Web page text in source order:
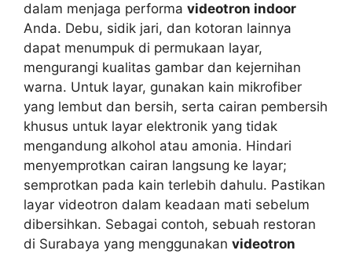
dalam menjaga performa videotron indoor
Anda. Debu, sidik jari, dan kotoran lainnya
dapat menumpuk di permukaan layar,
mengurangi kualitas gambar dan kejernihan
warna. Untuk layar, gunakan kain mikrofiber
yang lembut dan bersih, serta cairan pembersih
khusus untuk layar elektronik yang tidak
mengandung alkohol atau amonia. Hindari
menyemprotkan cairan langsung ke layar;
semprotkan pada kain terlebih dahulu. Pastikan
layar videotron dalam keadaan mati sebelum
dibersihkan. Sebagai contoh, sebuah restoran
di Surabaya yang menggunakan videotron